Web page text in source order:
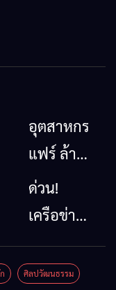
อุตสาหกรรม
แฟร์ ล้าน
นาตะวัน
ออก
รวมของดี
ด่วน!
เครือข่าย
ลุ่มน้ำกก
ยื่น 5 ข้อ
ศิลปวัฒนธรรม